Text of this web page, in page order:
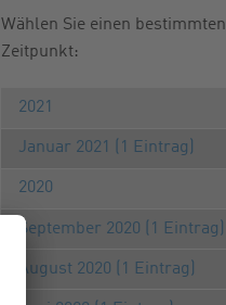
Wählen Sie einen bestimmten
Zeitpunkt:
2021
Januar 2021 (1 Eintrag)
2020
September 2020 (1 Eintrag)
August 2020 (1 Eintrag)